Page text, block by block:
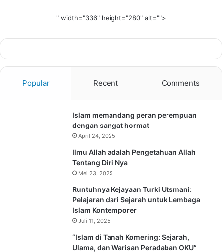
" width="336" height="280" alt="">
Popular Recent Comments
Islam memandang peran perempuan
dengan sangat hormat
April 24, 2025
Ilmu Allah adalah Pengetahuan Allah
Tentang Diri Nya
Mei 23, 2025
Runtuhnya Kejayaan Turki Utsmani:
Pelajaran dari Sejarah untuk Lembaga
Islam Kontemporer
Juli 11, 2025
“Islam di Tanah Komering: Sejarah,
Ulama, dan Warisan Peradaban OKU”